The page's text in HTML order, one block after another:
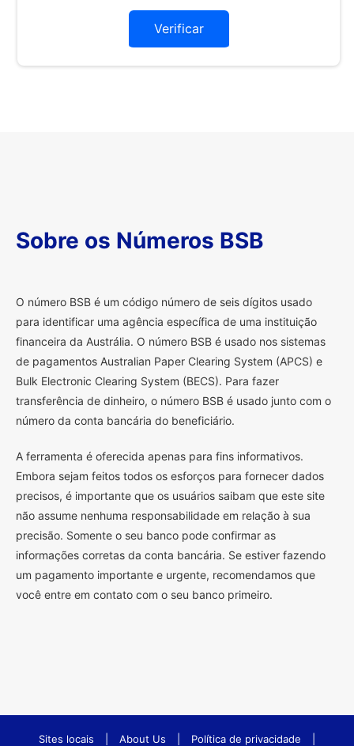
Verificar
Sobre os Números BSB
O número BSB é um código número de seis dígitos usado
para identificar uma agência específica de uma instituição
financeira da Austrália. O número BSB é usado nos sistemas
de pagamentos Australian Paper Clearing System (APCS) e
Bulk Electronic Clearing System (BECS). Para fazer
transferência de dinheiro, o número BSB é usado junto com o
número da conta bancária do beneficiário.
A ferramenta é oferecida apenas para fins informativos.
Embora sejam feitos todos os esforços para fornecer dados
precisos, é importante que os usuários saibam que este site
não assume nenhuma responsabilidade em relação à sua
precisão. Somente o seu banco pode confirmar as
informações corretas da conta bancária. Se estiver fazendo
um pagamento importante e urgente, recomendamos que
você entre em contato com o seu banco primeiro.
Sites locais About Us Política de privacidade